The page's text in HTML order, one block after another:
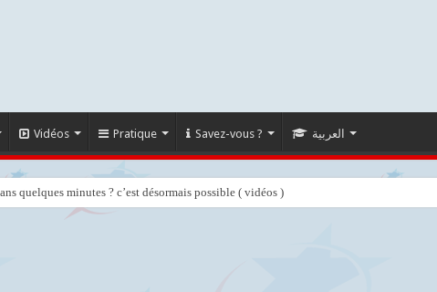
Vidéos Pratique Savez-vous ? العربية
quelques minutes ? c’est désormais possible ( vidéos )